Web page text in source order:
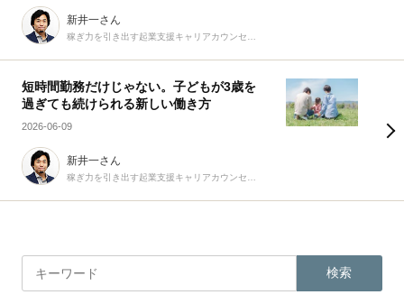
新井一さん
短時間勤務だけじゃない。子どもが3歳を
過ぎても続けられる新しい働き方
2026-06-09
新井一さん
検索